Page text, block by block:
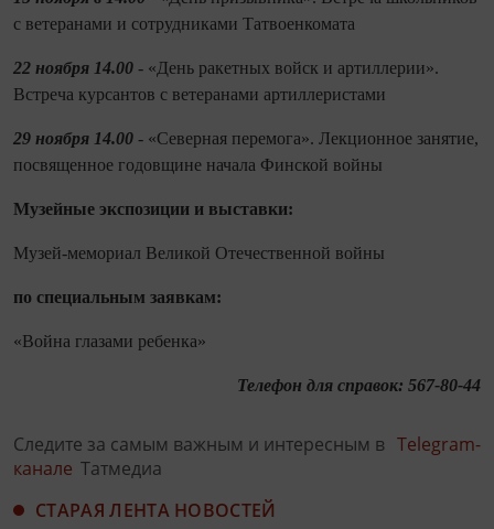
с ветеранами и сотрудниками Татвоенкомата
22 ноября 14.00 - «День ракетных войск и артиллерии».
Встреча курсантов с ветеранами артиллеристами
29 ноября 14.00 - «Северная перемога». Лекционное занятие,
посвященное годовщине начала Финской войны
Музейные экспозиции и выставки:
Музей-мемориал Великой Отечественной войны
по специальным заявкам:
«Война глазами ребенка»
Телефон для справок: 567-80-44
Следите за самым важным и интересным в Telegram-
канале Татмедиа
СТАРАЯ ЛЕНТА НОВОСТЕЙ